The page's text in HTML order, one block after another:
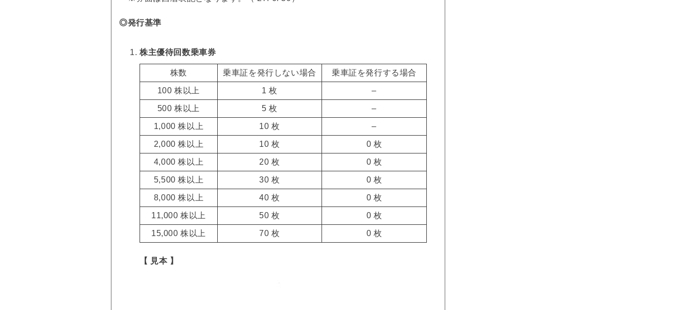
◎発行基準
株主優待回数乗車券
株数 乗車証を発行しない場合 乗車証を発行する場合
100 株以上 1 枚 –
500 株以上 5 枚 –
1,000 株以上 10 枚 –
2,000 株以上 10 枚 0 枚
4,000 株以上 20 枚 0 枚
5,500 株以上 30 枚 0 枚
8,000 株以上 40 枚 0 枚
11,000 株以上 50 枚 0 枚
15,000 株以上 70 枚 0 枚
【 見本 】